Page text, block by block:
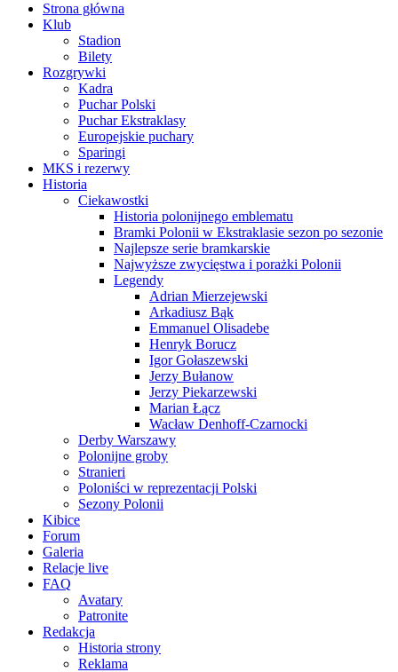
Strona główna
Klub
Stadion
Bilety
Rozgrywki
Kadra
Puchar Polski
Puchar Ekstraklasy
Europejskie puchary
Sparingi
MKS i rezerwy
Historia
Ciekawostki
Historia polonijnego emblematu
Bramki Polonii w Ekstraklasie sezon po sezonie
Najlepsze serie bramkarskie
Najwyższe zwycięstwa i porażki Polonii
Legendy
Adrian Mierzejewski
Arkadiusz Bąk
Emmanuel Olisadebe
Henryk Borucz
Igor Gołaszewski
Jerzy Bułanow
Jerzy Piekarzewski
Marian Łącz
Wacław Denhoff-Czarnocki
Derby Warszawy
Polonijne groby
Stranieri
Poloniści w reprezentacji Polski
Sezony Polonii
Kibice
Forum
Galeria
Relacje live
FAQ
Avatary
Patronite
Redakcja
Historia strony
Reklama